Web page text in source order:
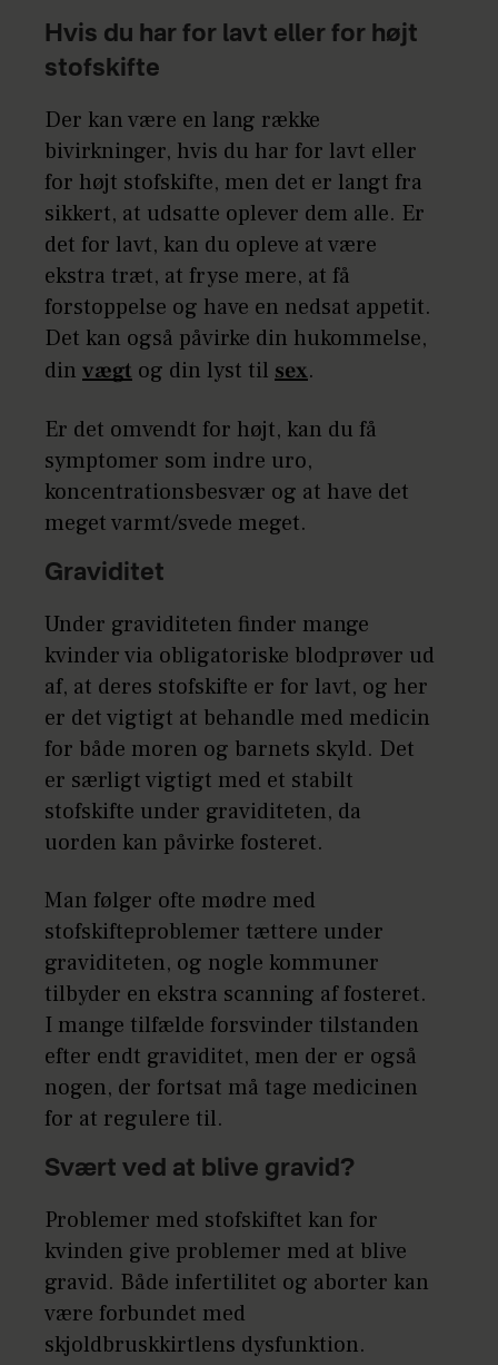
Hvis du har for lavt eller for højt
stofskifte
Der kan være en lang række
bivirkninger, hvis du har for lavt eller
for højt stofskifte, men det er langt fra
sikkert, at udsatte oplever dem alle. Er
det for lavt, kan du opleve at være
ekstra træt, at fryse mere, at få
forstoppelse og have en nedsat appetit.
Det kan også påvirke din hukommelse,
din vægt og din lyst til sex.
Er det omvendt for højt, kan du få
symptomer som indre uro,
koncentrationsbesvær og at have det
meget varmt/svede meget.
Graviditet
Under graviditeten finder mange
kvinder via obligatoriske blodprøver ud
af, at deres stofskifte er for lavt, og her
er det vigtigt at behandle med medicin
for både moren og barnets skyld. Det
er særligt vigtigt med et stabilt
stofskifte under graviditeten, da
uorden kan påvirke fosteret.
Man følger ofte mødre med
stofskifteproblemer tættere under
graviditeten, og nogle kommuner
tilbyder en ekstra scanning af fosteret.
I mange tilfælde forsvinder tilstanden
efter endt graviditet, men der er også
nogen, der fortsat må tage medicinen
for at regulere til.
Svært ved at blive gravid?
Problemer med stofskiftet kan for
kvinden give problemer med at blive
gravid. Både infertilitet og aborter kan
være forbundet med
skjoldbruskkirtlens dysfunktion.